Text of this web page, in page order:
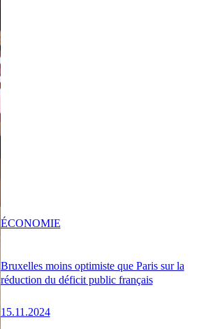
Bruxelles moins optimiste que Paris sur la
réduction du déficit public français
15.11.2024
ÉCONOMIE